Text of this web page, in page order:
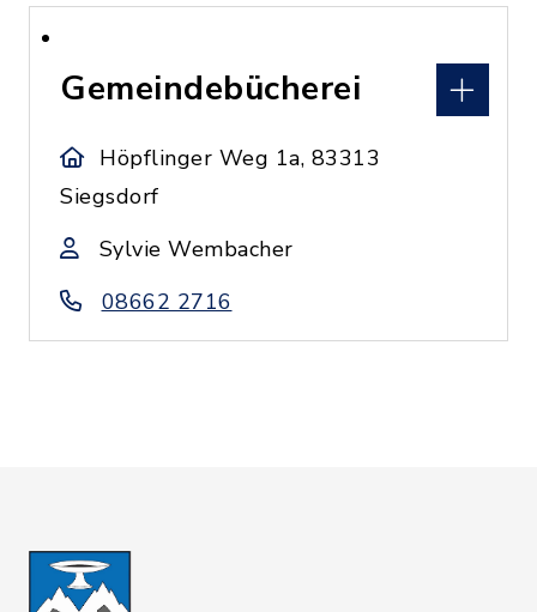
Gemeindebücherei
Höpflinger Weg 1a, 83313
Siegsdorf
Sylvie Wembacher
08662 2716